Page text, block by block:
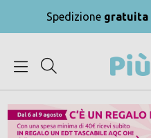
Spedizione gratuita